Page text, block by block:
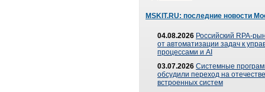
MSKIT.RU: последние новости
04.08.2026 Российский RPA-
от автоматизации задач к
процессами и AI
03.07.2026 Системные
обсудили переход на
встроенных систем